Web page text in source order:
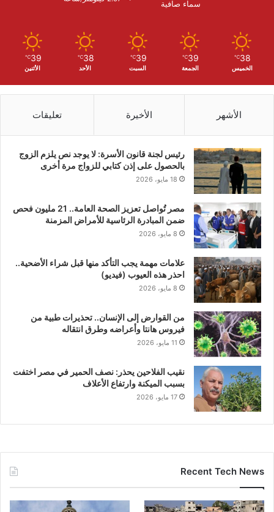
سماء صافية
38
℃
الخميس
39
℃
الجمعة
39
℃
السبت
38
℃
الأحد
39
℃
الأثنين
الأشهر الأخيرة تعليقات
رئيس لجنة قانون الأسرة: لا يوجد نص يلزم الزوج
بالحصول على إذن كتابي للزواج مرة أخرى
18 مايو، 2026
مصر تُواصل تعزيز الصحة العامة.. 21 مليون فحص
ضمن المبادرة الرئاسية للأمراض المزمنة
8 مايو، 2026
علامات مهمة يجب التأكد منها قبل شراء الأضحية..
احذر هذه العيوب (فيديو)
8 مايو، 2026
من القوارض إلى الإنسان.. تحذيرات طبية من
فيروس هانتا وأعراضه وطرق انتقاله
11 مايو، 2026
نقيب الفلاحين يحذر: نصف الحمير في مصر اختفت
بسبب الميكنة وارتفاع الأعلاف
17 مايو، 2026
Recent Tech News